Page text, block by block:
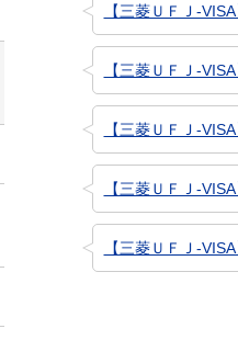
【三菱ＵＦＪ-
【三菱ＵＦＪ-
【三菱ＵＦＪ-
【三菱ＵＦＪ-
【三菱ＵＦＪ-